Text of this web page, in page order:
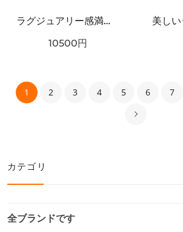
ラグジュアリー感満載 DOLCE＆GABBANA ドルチェ＆ガッバーナ コピー サングラス こだわり抜かれた逸品
10500円
1 2 3 4 5 6 7
カテゴリ
全ブランドです